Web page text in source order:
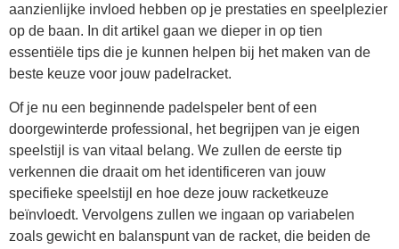
aanzienlijke invloed hebben op je prestaties en speelplezier
op de baan. In dit artikel gaan we dieper in op tien
essentiële tips die je kunnen helpen bij het maken van de
beste keuze voor jouw padelracket.
Of je nu een beginnende padelspeler bent of een
doorgewinterde professional, het begrijpen van je eigen
speelstijl is van vitaal belang. We zullen de eerste tip
verkennen die draait om het identificeren van jouw
specifieke speelstijl en hoe deze jouw racketkeuze
beïnvloedt. Vervolgens zullen we ingaan op variabelen
zoals gewicht en balanspunt van de racket, die beiden de